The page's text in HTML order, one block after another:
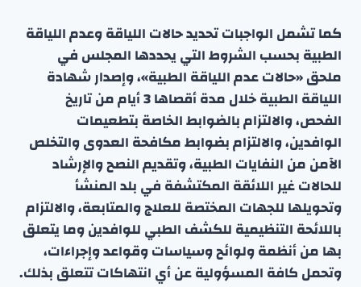
كما تشمل الواجبات تحديد حالات اللياقة وعدم اللياقة
الطبية بحسب الشروط التي يحددها المجلس في
ملحق «حالات عدم اللياقة الطبية»، وإصدار شهادة
اللياقة الطبية خلال مدة أقصاها 3 أيام من تاريخ
الفحص، والالتزام بالضوابط الخاصة بتطعيمات
الوافدين، والالتزام بضوابط مكافحة العدوى والتخلص
الآمن من النفايات الطبية، وتقديم النصح والإرشاد
للحالات غير اللائقة المكتشفة في بلد المنشأ
وتحويلها للجهات المختصة للعلاج والمتابعة، والالتزام
باللائحة التنظيمية للكشف الطبي للوافدين وما يتعلق
بها من أنظمة ولوائح وسياسات وقواعد وإجراءات،
وتحمل كافة المسؤولية عن أي انتهاكات تتعلق بذلك.